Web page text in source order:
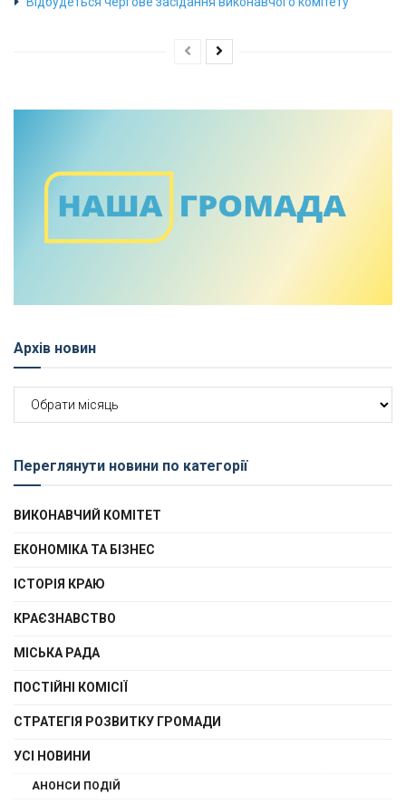
Архів новин
новин
Переглянути новини по категорії
ВИКОНАВЧИЙ КОМІТЕТ
ЕКОНОМІКА ТА БІЗНЕС
ІСТОРІЯ КРАЮ
КРАЄЗНАВСТВО
МІСЬКА РАДА
ПОСТІЙНІ КОМІСІЇ
СТРАТЕГІЯ РОЗВИТКУ ГРОМАДИ
УСІ НОВИНИ
АНОНСИ ПОДІЙ